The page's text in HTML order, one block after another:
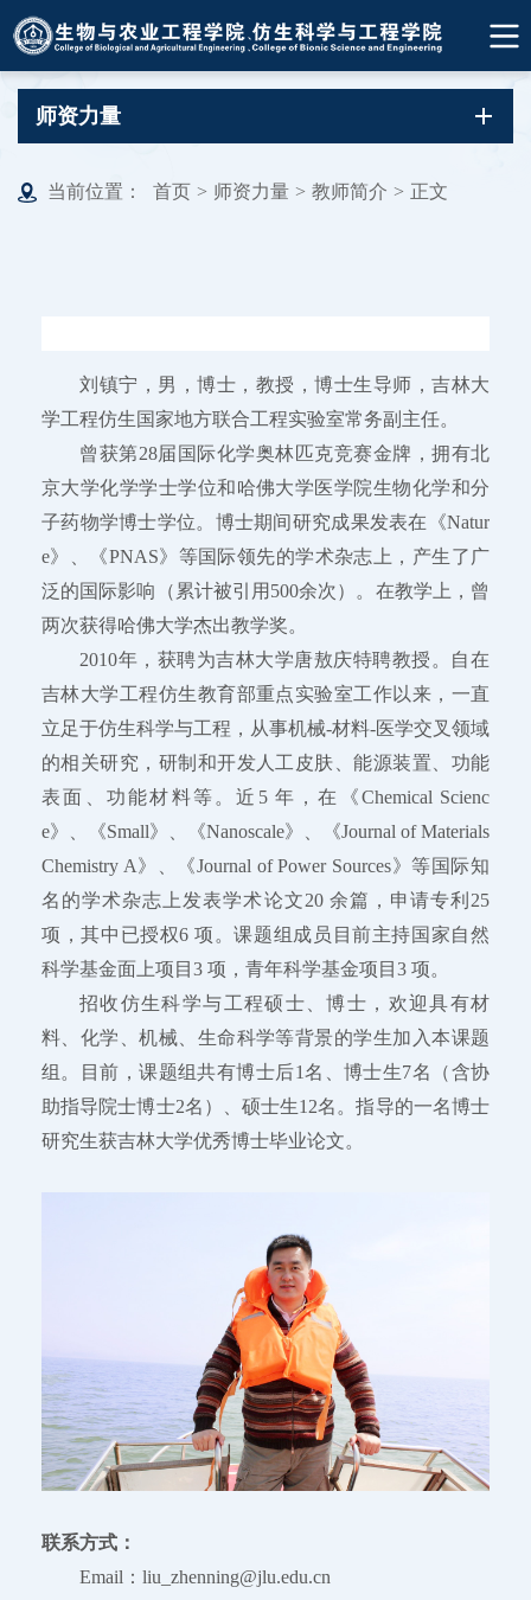
师资力量
当前位置： 首页 > 师资力量 > 教师简介 > 正文
刘镇宁，男，博士，教授，博士生导师，吉林大
学工程仿生国家地方联合工程实验室常务副主任。
曾获第28届国际化学奥林匹克竞赛金牌，拥有北
京大学化学学士学位和哈佛大学医学院生物化学和分
子药物学博士学位。博士期间研究成果发表在《Natur
e》、《PNAS》等国际领先的学术杂志上，产生了广
泛的国际影响（累计被引用500余次）。在教学上，曾
两次获得哈佛大学杰出教学奖。
2010年，获聘为吉林大学唐敖庆特聘教授。自在
吉林大学工程仿生教育部重点实验室工作以来，一直
立足于仿生科学与工程，从事机械-材料-医学交叉领域
的相关研究，研制和开发人工皮肤、能源装置、功能
表面、功能材料等。近5 年，在《Chemical Scienc
e》、《Small》、《Nanoscale》、《Journal of Materials
Chemistry A》、《Journal of Power Sources》等国际知
名的学术杂志上发表学术论文20 余篇，申请专利25
项，其中已授权6 项。课题组成员目前主持国家自然
科学基金面上项目3 项，青年科学基金项目3 项。
招收仿生科学与工程硕士、博士，欢迎具有材
料、化学、机械、生命科学等背景的学生加入本课题
组。目前，课题组共有博士后1名、博士生7名（含协
助指导院士博士2名）、硕士生12名。指导的一名博士
研究生获吉林大学优秀博士毕业论文。
联系方式：
Email：liu_zhenning@jlu.edu.cn